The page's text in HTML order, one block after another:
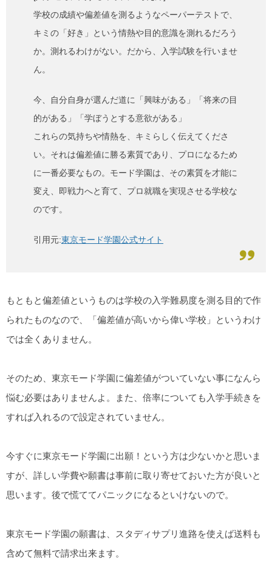
学校の成績や偏差値を測るようなペーパーテストで、
キミの「好き」という情熱や目的意識を測れるだろう
か。測れるわけがない。だから、入学試験を行いませ
ん。
今、自分自身が選んだ道に「興味がある」「将来の目
的がある」「学ぼうとする意欲がある」
これらの気持ちや情熱を、キミらしく伝えてくださ
い。それは偏差値に勝る素質であり、プロになるため
に一番必要なもの。モード学園は、その素質を才能に
変え、即戦力へと育て、プロ就職を実現させる学校な
のです。
引用元:東京モード学園公式サイト
もともと偏差値というものは学校の入学難易度を測る目的で作
られたものなので、「偏差値が高いから偉い学校」というわけ
では全くありません。
そのため、東京モード学園に偏差値がついていない事になんら
悩む必要はありませんよ。また、倍率についても入学手続きを
すれば入れるので設定されていません。
今すぐに東京モード学園に出願！という方は少ないかと思いま
すが、詳しい学費や願書は事前に取り寄せておいた方が良いと
思います。後で慌ててパニックになるといけないので。
東京モード学園の願書は、スタディサプリ進路を使えば送料も
含めて無料で請求出来ます。